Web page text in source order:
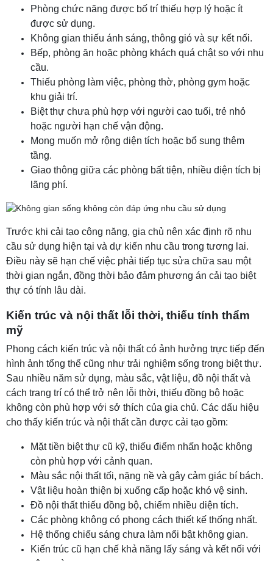
Phòng chức năng được bố trí thiếu hợp lý hoặc ít
được sử dụng.
Không gian thiếu ánh sáng, thông gió và sự kết nối.
Bếp, phòng ăn hoặc phòng khách quá chật so với nhu
cầu.
Thiếu phòng làm việc, phòng thờ, phòng gym hoặc
khu giải trí.
Biệt thự chưa phù hợp với người cao tuổi, trẻ nhỏ
hoặc người hạn chế vận động.
Mong muốn mở rộng diện tích hoặc bổ sung thêm
tầng.
Giao thông giữa các phòng bất tiện, nhiều diện tích bị
lãng phí.
Trước khi cải tạo công năng, gia chủ nên xác định rõ nhu
cầu sử dụng hiện tại và dự kiến nhu cầu trong tương lai.
Điều này sẽ hạn chế việc phải tiếp tục sửa chữa sau một
thời gian ngắn, đồng thời bảo đảm phương án cải tạo biệt
thự có tính lâu dài.
Kiến trúc và nội thất lỗi thời, thiếu tính thẩm
mỹ
Phong cách kiến trúc và nội thất có ảnh hưởng trực tiếp đến
hình ảnh tổng thể cũng như trải nghiệm sống trong biệt thự.
Sau nhiều năm sử dụng, màu sắc, vật liệu, đồ nội thất và
cách trang trí có thể trở nên lỗi thời, thiếu đồng bộ hoặc
không còn phù hợp với sở thích của gia chủ. Các dấu hiệu
cho thấy kiến trúc và nội thất cần được cải tạo gồm:
Mặt tiền biệt thự cũ kỹ, thiếu điểm nhấn hoặc không
còn phù hợp với cảnh quan.
Màu sắc nội thất tối, nặng nề và gây cảm giác bí bách.
Vật liệu hoàn thiện bị xuống cấp hoặc khó vệ sinh.
Đồ nội thất thiếu đồng bộ, chiếm nhiều diện tích.
Các phòng không có phong cách thiết kế thống nhất.
Hệ thống chiếu sáng chưa làm nổi bật không gian.
Kiến trúc cũ hạn chế khả năng lấy sáng và kết nối với